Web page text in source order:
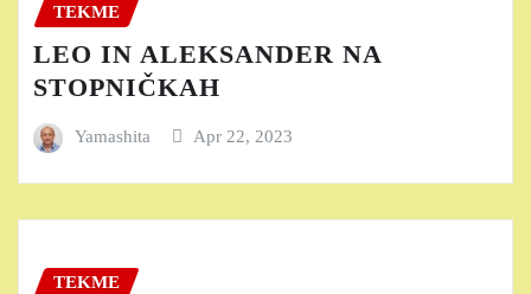
TEKME
LEO IN ALEKSANDER NA
STOPNIČKAH
Yamashita Apr 22, 2023
TEKME